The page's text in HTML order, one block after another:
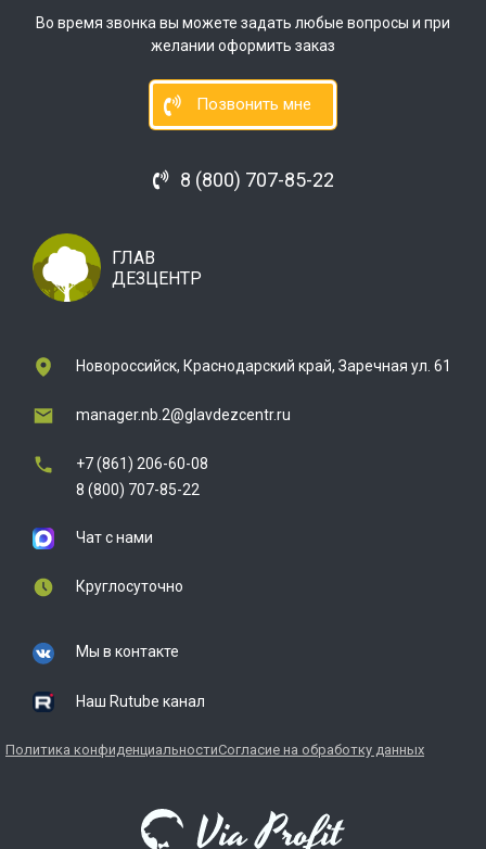
Во время звонка вы можете задать любые вопросы и при
желании оформить заказ
Позвонить мне
8 (800) 707-85-22
ГЛАВ
ДЕЗЦЕНТР
Новороссийск, Краснодарский край, Заречная ул. 61
manager.nb.2@glavdezcentr.ru
+7 (861) 206-60-08
8 (800) 707-85-22
Чат с нами
Круглосуточно
Мы в контакте
Наш Rutube канал
Политика конфиденциальностиСогласие на обработку данных